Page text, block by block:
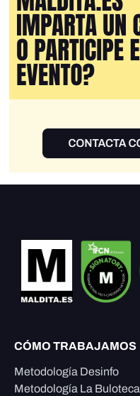
CÓMO TRABAJAMOS
Metodología Desinfo
Metodología La Buloteca